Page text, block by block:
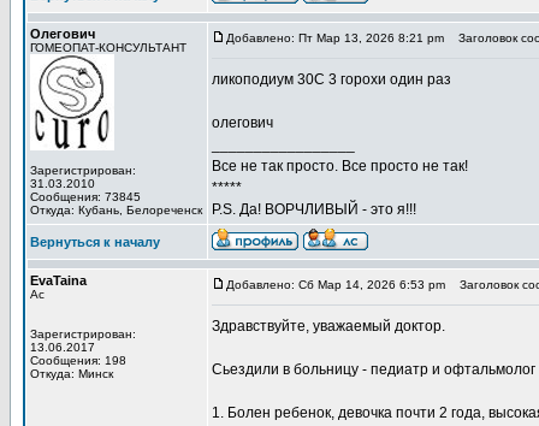
Олегович
ГОМЕОПАТ-КОНСУЛЬТАНТ
Зарегистрирован:
31.03.2010
Сообщения: 73845
Откуда: Кубань, Белореченск
Добавлено: Пт Мар 13, 2026 8:21 pm Заголовок
ликоподиум 30С 3 горохи один раз
олегович
Все не так просто. Все просто не так!
*****
P.S. Да! ВОРЧЛИВЫЙ - это я!!!
Вернуться к началу
EvaTaina
Ас
Зарегистрирован:
13.06.2017
Сообщения: 198
Откуда: Минск
Добавлено: Сб Мар 14, 2026 6:53 pm Заголовок
Здравствуйте, уважаемый доктор.
Сьездили в больницу - педиатр и
1. Болен ребенок, девочка почти 2 года,